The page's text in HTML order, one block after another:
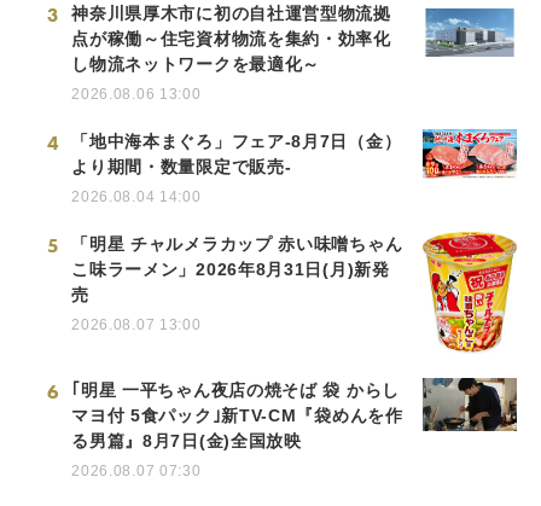
3
神奈川県厚木市に初の自社運営型物流拠
点が稼働～住宅資材物流を集約・効率化
し物流ネットワークを最適化～
2026.08.06 13:00
4
「地中海本まぐろ」フェア-8月7日（金）
より期間・数量限定で販売-
2026.08.04 14:00
5
「明星 チャルメラカップ 赤い味噌ちゃん
こ味ラーメン」2026年8月31日(月)新発
売
2026.08.07 13:00
6
｢明星 一平ちゃん夜店の焼そば 袋 からし
マヨ付 5食パック｣新TV-CM『袋めんを作
る男篇』8月7日(金)全国放映
2026.08.07 07:30